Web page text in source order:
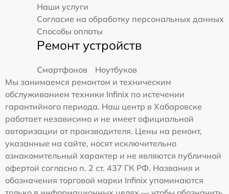
Наши услуги
Согласие на обработку персональных данных
Способы оплаты
Ремонт устройств
Смартфонов
Ноутбуков
Мы занимаемся ремонтом и техническим
обслуживанием техники Infinix по истечении
гарантийного периода. Наш центр в Хабаровске
работает независимо и не имеет официальной
авторизации от производителя. Цены на ремонт,
указанные на сайте, носят исключительно
ознакомительный характер и не являются публичной
офертой согласно п. 2 ст. 437 ГК РФ. Названия и
обозначения торговой марки Infinix упоминаются